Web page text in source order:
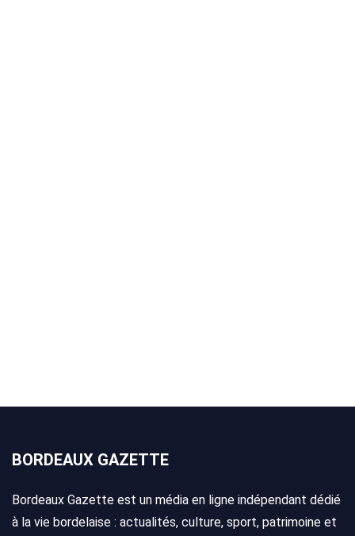
BORDEAUX GAZETTE
Bordeaux Gazette est un média en ligne indépendant dédié
à la vie bordelaise : actualités, culture, sport, patrimoine et